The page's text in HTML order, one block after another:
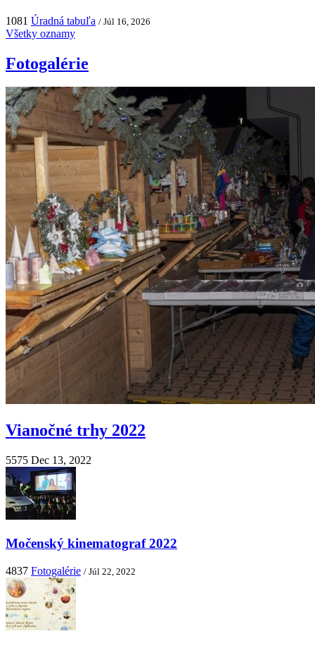
1081 Úradná tabuľa / Júl 16, 2026
Všetky oznamy
Fotogalérie
Vianočné trhy 2022
5575 Dec 13, 2022
Močenský kinematograf 2022
4837 Fotogalérie / Júl 22, 2022